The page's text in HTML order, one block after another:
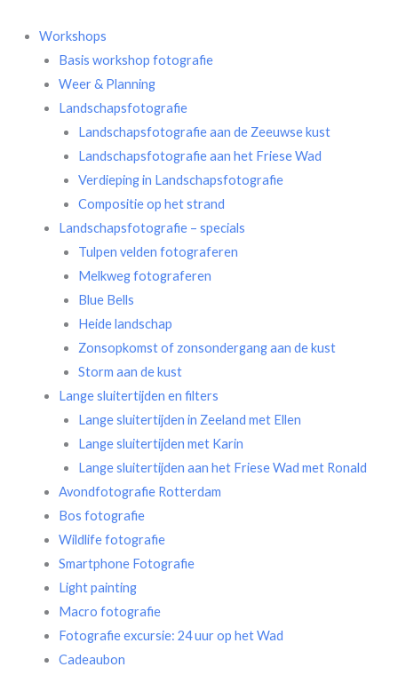
naar
Workshops
Basis workshop fotografie
Weer & Planning
Landschapsfotografie
Landschapsfotografie aan de Zeeuwse kust
Landschapsfotografie aan het Friese Wad
Verdieping in Landschapsfotografie
Compositie op het strand
Landschapsfotografie – specials
Tulpen velden fotograferen
Melkweg fotograferen
Blue Bells
Heide landschap
Zonsopkomst of zonsondergang aan de kust
Storm aan de kust
Lange sluitertijden en filters
Lange sluitertijden in Zeeland met Ellen
Lange sluitertijden met Karin
Lange sluitertijden aan het Friese Wad met Ronald
Avondfotografie Rotterdam
Bos fotografie
Wildlife fotografie
Smartphone Fotografie
Light painting
Macro fotografie
Fotografie excursie: 24 uur op het Wad
Cadeaubon